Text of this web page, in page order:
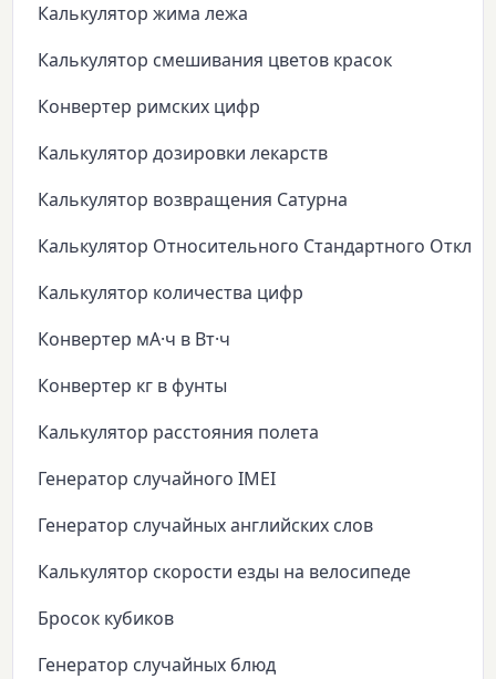
Калькулятор жима лежа
Калькулятор смешивания цветов красок
Конвертер римских цифр
Калькулятор дозировки лекарств
Калькулятор возвращения Сатурна
Калькулятор Относительного Стандартного
Калькулятор количества цифр
Конвертер мА·ч в Вт·ч
Конвертер кг в фунты
Калькулятор расстояния полета
Генератор случайного IMEI
Генератор случайных английских слов
Калькулятор скорости езды на велосипеде
Бросок кубиков
Генератор случайных блюд